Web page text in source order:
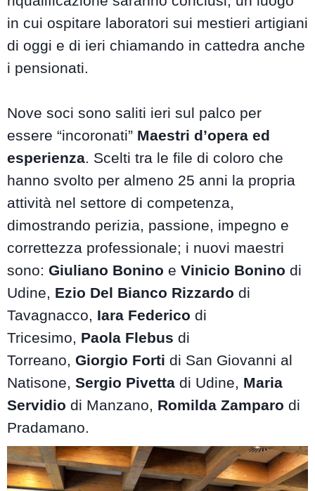
in cui ospitare laboratori sui mestieri artigiani
di oggi e di ieri chiamando in cattedra anche
i pensionati.
Nove soci sono saliti ieri sul palco per
essere “incoronati” Maestri d’opera ed
esperienza. Scelti tra le file di coloro che
hanno svolto per almeno 25 anni la propria
attività nel settore di competenza,
dimostrando perizia, passione, impegno e
correttezza professionale; i nuovi maestri
sono: Giuliano Bonino e Vinicio Bonino di
Udine, Ezio Del Bianco Rizzardo di
Tavagnacco, Iara Federico di
Tricesimo, Paola Flebus di
Torreano, Giorgio Forti di San Giovanni al
Natisone, Sergio Pivetta di Udine, Maria
Servidio di Manzano, Romilda Zamparo di
Pradamano.